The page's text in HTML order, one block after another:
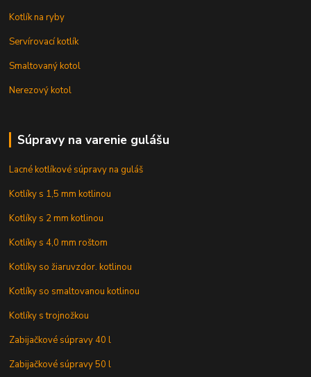
Kotlík na ryby
Servírovací kotlík
Smaltovaný kotol
Nerezový kotol
Súpravy na varenie gulášu
Lacné kotlíkové súpravy na guláš
Kotlíky s 1,5 mm kotlinou
Kotlíky s 2 mm kotlinou
Kotlíky s 4,0 mm roštom
Kotlíky so žiaruvzdor. kotlinou
Kotlíky so smaltovanou kotlinou
Kotlíky s trojnožkou
Zabijačkové súpravy 40 l
Zabijačkové súpravy 50 l